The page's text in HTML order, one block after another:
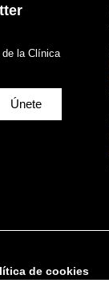
de la Clínica
Únete
de cookies